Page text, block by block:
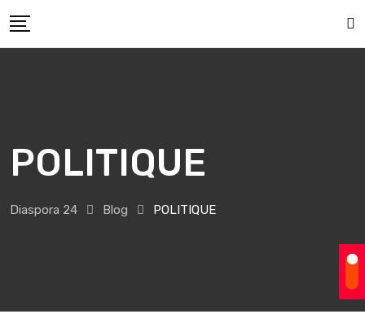
to
POLITIQUE
Diaspora 24 Blog POLITIQUE